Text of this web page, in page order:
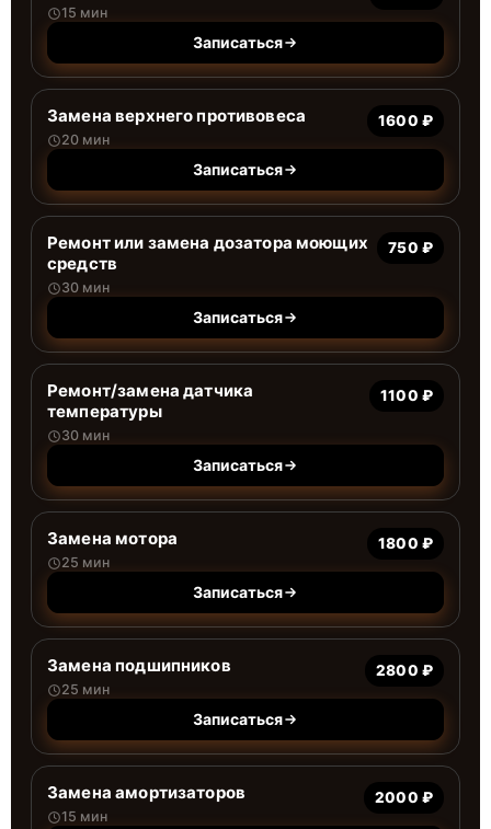
15 мин
Записаться
Замена верхнего противовеса
20 мин
1600 ₽
Записаться
Ремонт или замена дозатора моющих
средств
30 мин
750 ₽
Записаться
Ремонт/замена датчика
температуры
30 мин
1100 ₽
Записаться
Замена мотора
25 мин
1800 ₽
Записаться
Замена подшипников
25 мин
2800 ₽
Записаться
Замена амортизаторов
15 мин
2000 ₽